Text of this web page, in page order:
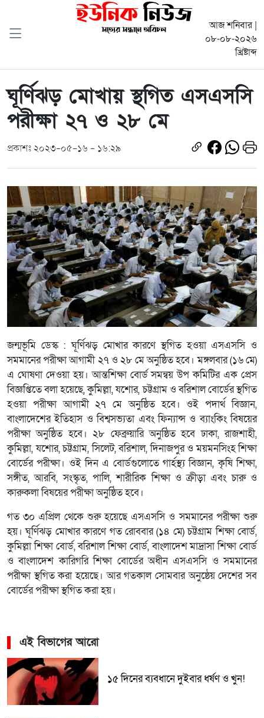
আজ শনিবার |
০৮-০৮-২০২৬
খ্রিষ্টাব্দ
ঘূর্ণিঝড় মোখায় স্থগিত এসএসসি
পরীক্ষা ২৭ ও ২৮ মে
প্রকাশঃ ২০২৩-০৫-১৬ - ১৬:২৯
জন্মভূমি ডেস্ক : ঘূর্ণিঝড় মোখার কারণে স্থগিত হওয়া এসএসসি ও
সমমানের পরীক্ষা আগামী ২৭ ও ২৮ মে অনুষ্ঠিত হবে। মঙ্গলবার (১৬ মে)
এ ঘোষণা দেওয়া হয়। আন্তশিক্ষা বোর্ড সমন্বয় উপ কমিটির এক প্রেস
বিজ্ঞপ্তিতে বলা হয়েছে, কুমিল্লা, যশোর, চট্টগ্রাম ও বরিশাল বোর্ডের স্থগিত
হওয়া পরীক্ষা আগামী ২৭ মে অনুষ্ঠিত হবে। ওই পদার্থ বিজ্ঞান,
বাংলাদেশের ইতিহাস ও বিশ্বসভ্যতা এবং ফিন্যান্স ও ব্যাংকিং বিষয়ের
পরীক্ষা অনুষ্ঠিত হবে। ২৮ ফেব্রুয়ারি অনুষ্ঠিত হবে ঢাকা, রাজশাহী,
কুমিল্লা, যশোর, চট্টগ্রাম, সিলেট, বরিশাল, দিনাজপুর ও ময়মনসিংহ শিক্ষা
বোর্ডের পরীক্ষা। ওই দিন এ বোর্ডগুলোতে গার্হস্থ্য বিজ্ঞান, কৃষি শিক্ষা,
সঙ্গীত, আরবি, সংস্কৃত, পালি, শারীরিক শিক্ষা ও ক্রীড়া এবং চারু ও
কারুকলা বিষয়ের পরীক্ষা অনুষ্ঠিত হবে।
গত ৩০ এপ্রিল থেকে শুরু হয়েছে এসএসসি ও সমমানের পরীক্ষা শুরু
হয়। ঘূর্ণিঝড় মোখার কারণে গত রোববার (১৪ মে) চট্টগ্রাম শিক্ষা বোর্ড,
কুমিল্লা শিক্ষা বোর্ড, বরিশাল শিক্ষা বোর্ড, বাংলাদেশ মাদ্রাসা শিক্ষা বোর্ড
ও বাংলাদেশ কারিগরি শিক্ষা বোর্ডের অধীন এসএসসি ও সমমানের
পরীক্ষা স্থগিত করা হয়েছে। আর গতকাল সোমবার অনুষ্ঠেয় দেশের সব
বোর্ডের পরীক্ষা স্থগিত করা হয়।
এই বিভাগের আরো
১৫ দিনের ব্যবধানে দুইবার ধর্ষণ ও খুন!